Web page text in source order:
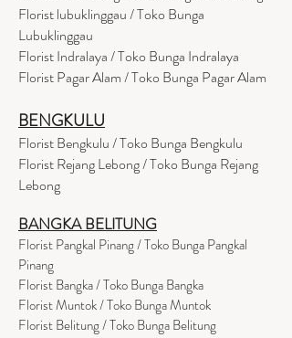
Florist lubuklinggau / Toko Bunga
Lubuklinggau
Florist Indralaya / Toko Bunga Indralaya
Florist Pagar Alam / Toko Bunga Pagar Alam
BENGKULU
Florist Bengkulu / Toko Bunga Bengkulu
Florist Rejang Lebong / Toko Bunga Rejang
Lebong
BANGKA BELITUNG
Florist Pangkal Pinang / Toko Bunga Pangkal
Pinang
Florist Bangka / Toko Bunga Bangka
Florist Muntok / Toko Bunga Muntok
Florist Belitung / Toko Bunga Belitung